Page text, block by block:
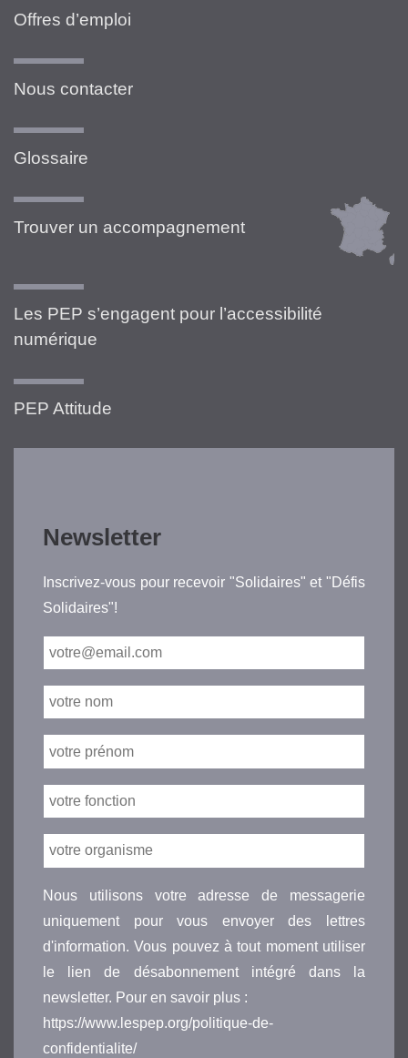
Offres d’emploi
Nous contacter
Glossaire
Trouver un accompagnement
Les PEP s’engagent pour l’accessibilité
numérique
PEP Attitude
Newsletter
Inscrivez-vous pour recevoir "Solidaires" et "Défis
Solidaires"!
Nous utilisons votre adresse de messagerie
uniquement pour vous envoyer des lettres
d'information. Vous pouvez à tout moment utiliser
le lien de désabonnement intégré dans la
newsletter. Pour en savoir plus :
https://www.lespep.org/politique-de-
confidentialite/